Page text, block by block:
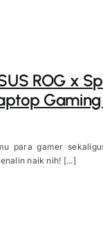
ROG x
para gamer
naik nih! [...]